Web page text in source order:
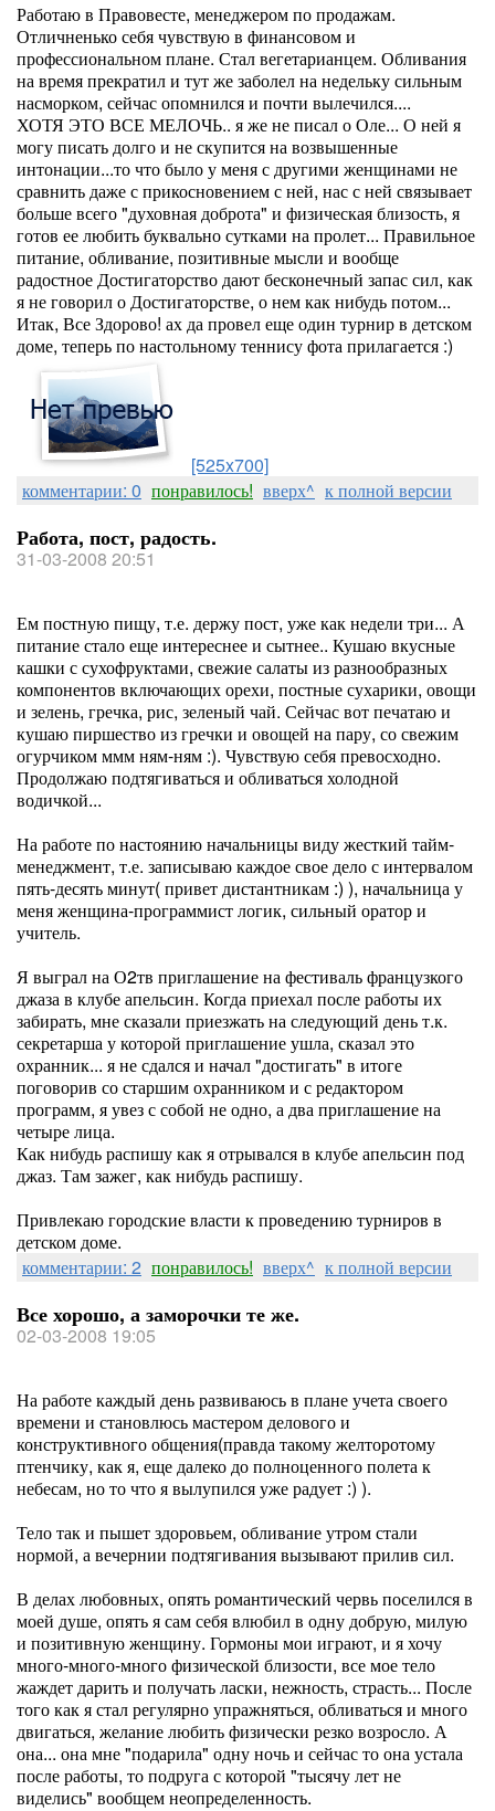
Работаю в Правовесте, менеджером по продажам.
Отличненько себя чувствую в финансовом и
профессиональном плане. Стал вегетарианцем. Обливания
на время прекратил и тут же заболел на недельку сильным
насморком, сейчас опомнился и почти вылечился....
ХОТЯ ЭТО ВСЕ МЕЛОЧЬ.. я же не писал о Оле... О ней я
могу писать долго и не скупится на возвышенные
интонации...то что было у меня с другими женщинами не
сравнить даже с прикосновением с ней, нас с ней связывает
больше всего "духовная доброта" и физическая близость, я
готов ее любить буквально сутками на пролет... Правильное
питание, обливание, позитивные мысли и вообще
радостное Достигаторство дают бесконечный запас сил, как
я не говорил о Достигаторстве, о нем как нибудь потом...
Итак, Все Здорово! ах да провел еще один турнир в детском
доме, теперь по настольному теннису фота прилагается :)
[525x700]
комментарии: 0 понравилось! вверх^ к полной версии
Работа, пост, радость.
31-03-2008 20:51
Ем постную пищу, т.е. держу пост, уже как недели три... А
питание стало еще интереснее и сытнее.. Кушаю вкусные
кашки с сухофруктами, свежие салаты из разнообразных
компонентов включающих орехи, постные сухарики, овощи
и зелень, гречка, рис, зеленый чай. Сейчас вот печатаю и
кушаю пиршество из гречки и овощей на пару, со свежим
огурчиком ммм ням-ням :). Чувствую себя превосходно.
Продолжаю подтягиваться и обливаться холодной
водичкой...
На работе по настоянию начальницы виду жесткий тайм-
менеджмент, т.е. записываю каждое свое дело с интервалом
пять-десять минут( привет дистантникам :) ), начальница у
меня женщина-программист логик, сильный оратор и
учитель.
Я выграл на О2тв приглашение на фестиваль французкого
джаза в клубе апельсин. Когда приехал после работы их
забирать, мне сказали приезжать на следующий день т.к.
секретарша у которой приглашение ушла, сказал это
охранник... я не сдался и начал "достигать" в итоге
поговорив со старшим охранником и с редактором
программ, я увез с собой не одно, а два приглашение на
четыре лица.
Как нибудь распишу как я отрывался в клубе апельсин под
джаз. Там зажег, как нибудь распишу.
Привлекаю городские власти к проведению турниров в
детском доме.
комментарии: 2 понравилось! вверх^ к полной версии
Все хорошо, а заморочки те же.
02-03-2008 19:05
На работе каждый день развиваюсь в плане учета своего
времени и становлюсь мастером делового и
конструктивного общения(правда такому желторотому
птенчику, как я, еще далеко до полноценного полета к
небесам, но то что я вылупился уже радует :) ).
Тело так и пышет здоровьем, обливание утром стали
нормой, а вечернии подтягивания вызывают прилив сил.
В делах любовных, опять романтический червь поселился в
моей душе, опять я сам себя влюбил в одну добрую, милую
и позитивную женщину. Гормоны мои играют, и я хочу
много-много-много физической близости, все мое тело
жаждет дарить и получать ласки, нежность, страсть... После
того как я стал регулярно упражняться, обливаться и много
двигаться, желание любить физически резко возросло. А
она... она мне "подарила" одну ночь и сейчас то она устала
после работы, то подруга с которой "тысячу лет не
виделись" вообщем неопределенность.